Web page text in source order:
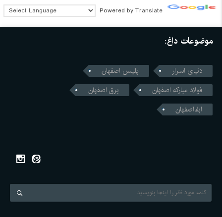
Powered by Translate
موضوعات داغ:
دنیای اسرار
پلیس اصفهان
فولاد مبارکه اصفهان
برق اصفهان
ابفااصفهان